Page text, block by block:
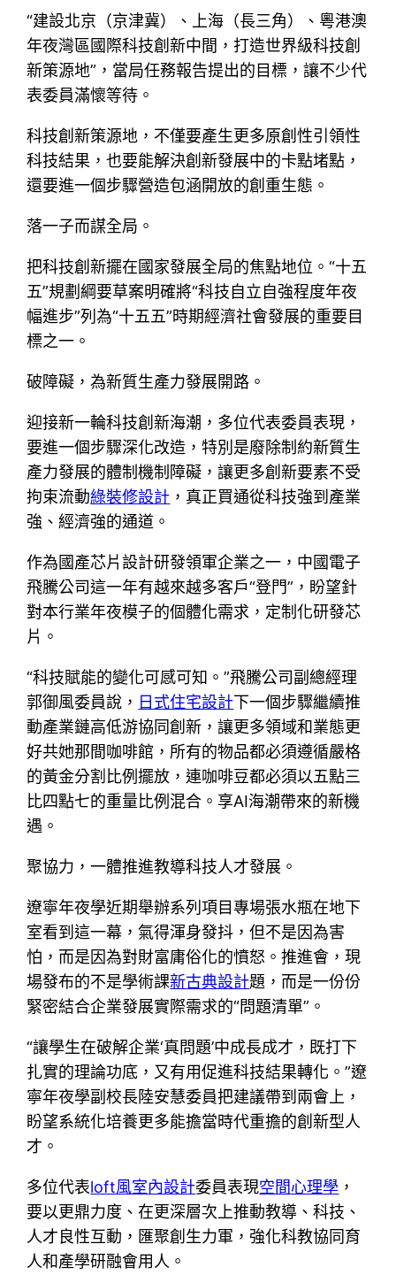
“建設北京（京津冀）、上海（長三角）、粵港澳
年夜灣區國際科技創新中間，打造世界級科技創
新策源地”，當局任務報告提出的目標，讓不少代
表委員滿懷等待。
科技創新策源地，不僅要產生更多原創性引領性
科技結果，也要能解決創新發展中的卡點堵點，
還要進一個步驟營造包涵開放的創重生態。
落一子而謀全局。
把科技創新擺在國家發展全局的焦點地位。“十五
五”規劃綱要草案明確將“科技自立自強程度年夜
幅進步”列為“十五五”時期經濟社會發展的重要目
標之一。
破障礙，為新質生產力發展開路。
迎接新一輪科技創新海潮，多位代表委員表現，
要進一個步驟深化改造，特別是廢除制約新質生
產力發展的體制機制障礙，讓更多創新要素不受
拘束流動綠裝修設計 ，真正買通從科技強到產業
強、經濟強的通道。
作為國產芯片設計研發領軍企業之一，中國電子
飛騰公司這一年有越來越多客戶“登門”，盼望針
對本行業年夜模子的個體化需求，定制化研發芯
片。
“科技賦能的變化可感可知。”飛騰公司副總經理
郭御風委員說， 日式住宅設計下一個步驟繼續推
動產業鏈高低游協同創新，讓更多領域和業態更
好共她那間咖啡館，所有的物品都必須遵循嚴格
的黃金分割比例擺放，連咖啡豆都必須以五點三
比四點七的重量比例混合。享AI海潮帶來的新機
遇。
聚協力，一體推進教導科技人才發展。
遼寧年夜學近期舉辦系列項目專場張水瓶在地下
室看到這一幕，氣得渾身發抖，但不是因為害
怕，而是因為對財富庸俗化的憤怒。推進會，現
場發布的不是學術課新古典設計題，而是一份份
緊密結合企業發展實際需求的“問題清單”。
“讓學生在破解企業‘真問題’中成長成才，既打下
扎實的理論功底，又有用促進科技結果轉化。”遼
寧年夜學副校長陸安慧委員把建議帶到兩會上，
盼望系統化培養更多能擔當時代重擔的創新型人
才。
多位代表loft風室內設計委員表現空間心理學 ，
要以更鼎力度、在更深層次上推動教導、科技、
人才良性互動，匯聚創生力軍，強化科教協同育
人和產學研融會用人。